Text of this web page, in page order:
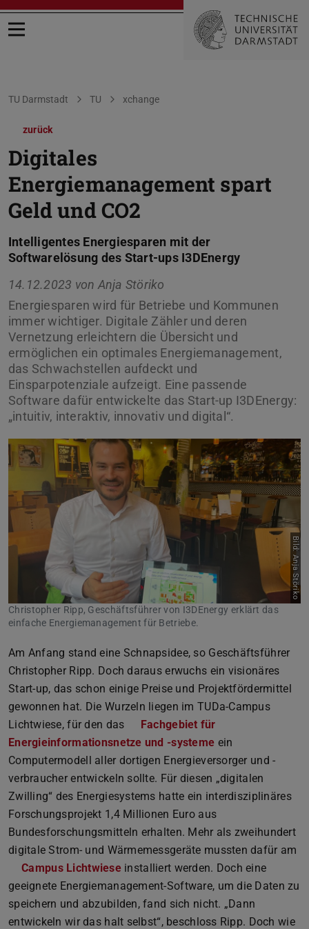
Menü öffnen
Sie befinden sich hier:
TU Darmstadt TU xchange
zurück
Digitales
Energiemanagement spart
Geld und CO2
Intelligentes Energiesparen mit der
Softwarelösung des Start-ups I3DEnergy
14.12.2023 von Anja Störiko
Energiesparen wird für Betriebe und Kommunen
immer wichtiger. Digitale Zähler und deren
Vernetzung erleichtern die Übersicht und
ermöglichen ein optimales Energiemanagement,
das Schwachstellen aufdeckt und
Einsparpotenziale aufzeigt. Eine passende
Software dafür entwickelte das Start-up I3DEnergy:
„intuitiv, interaktiv, innovativ und digital“.
Bild: Anja Störiko
Christopher Ripp, Geschäftsführer von I3DEnergy erklärt das
einfache Energiemanagement für Betriebe.
Am Anfang stand eine Schnapsidee, so Geschäftsführer
Christopher Ripp. Doch daraus erwuchs ein visionäres
Start-up, das schon einige Preise und Projektfördermittel
gewonnen hat. Die Wurzeln liegen im TUDa-Campus
Lichtwiese, für den das
Fachgebiet für
Energieinformationsnetze und -systeme ein
Computermodell aller dortigen Energieversorger und -
verbraucher entwickeln sollte. Für diesen „digitalen
Zwilling“ des Energiesystems hatte ein interdisziplinäres
Forschungsprojekt 1,4 Millionen Euro aus
Bundesforschungsmitteln erhalten. Mehr als zweihundert
digitale Strom- und Wärmemessgeräte mussten dafür am
Campus Lichtwieseinstalliert werden. Doch eine
geeignete Energiemanagement-Software, um die Daten zu
speichern und abzubilden, fand sich nicht. „Dann
entwickeln wir das halt selbst“, beschloss Ripp. Doch wie